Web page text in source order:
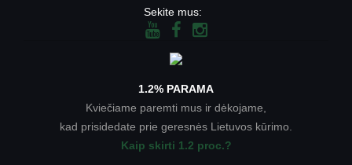
Sekite mus:
1.2% PARAMA
Kviečiame paremti mus ir dėkojame,
kad prisidedate prie geresnės Lietuvos kūrimo.
Kaip skirti 1.2 proc.?